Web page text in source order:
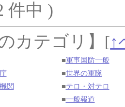
件中 )
カテゴリ】
[↑
■軍事国防一般
■世界の軍隊
関 ■テロ・対テロ
■一般報道